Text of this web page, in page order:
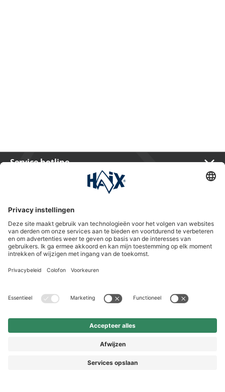
winkelmandje
Service hotline
HAIX Group
Shop Service
Nieuwsbrief
Volg ons
Vorkasse
© 2026 HAIX GROUP